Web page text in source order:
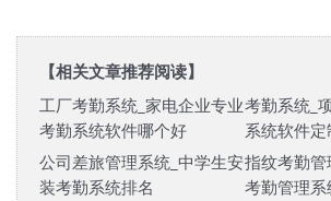
【相关文章推荐阅读】
工厂考勤系统_家电企业专业
考勤系统软件哪个好
考勤系统_
系统软件定
公司差旅管理系统_中学生安
装考勤系统排名
指纹考勤
考勤管理